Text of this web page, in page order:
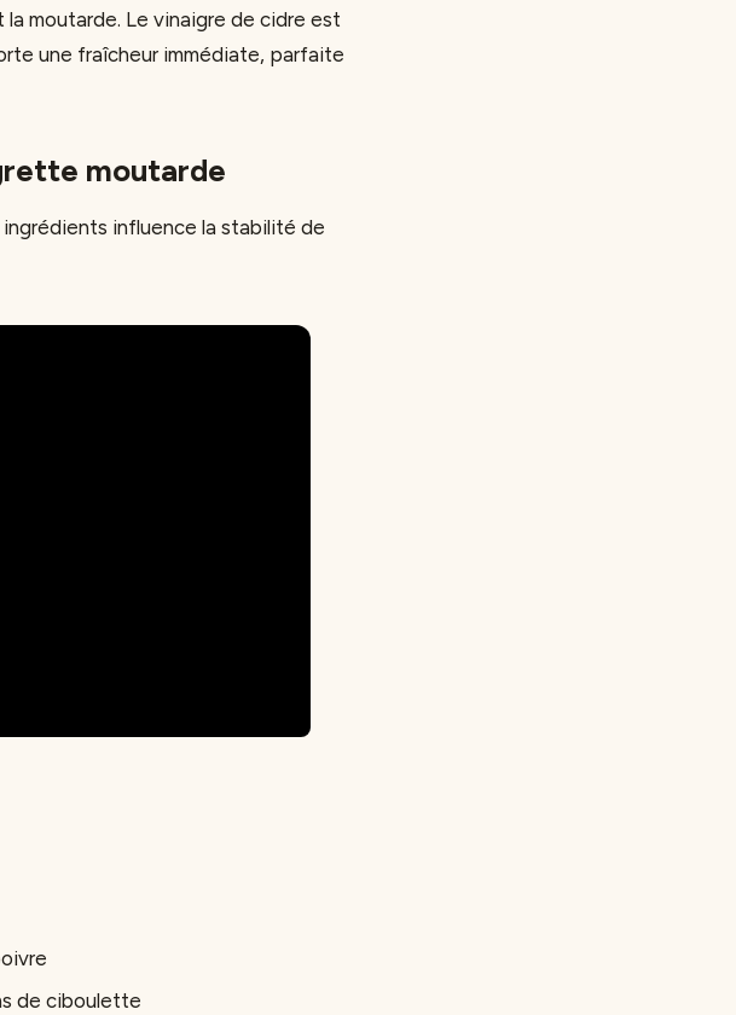
moutarde. Le vinaigre de cidre est
une fraîcheur immédiate, parfaite
moutarde
influence la stabilité de
de ciboulette